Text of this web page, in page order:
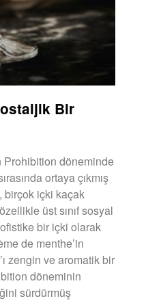
Bir
Prohibition döneminde
ortaya çıkmış
birçok içki kaçak
üst sınıf sosyal
bir içki olarak
de menthe’in
zengin ve aromatik bir
döneminin
sürdürmüş